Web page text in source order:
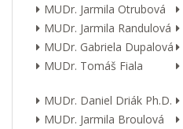
MUDr. Jarmila Otrubová
MUDr. Jarmila Randulová
MUDr. Gabriela Dupalová
MUDr. Tomáš Fiala
MUDr. Daniel Driák Ph.D.
MUDr. Jarmila Broulová